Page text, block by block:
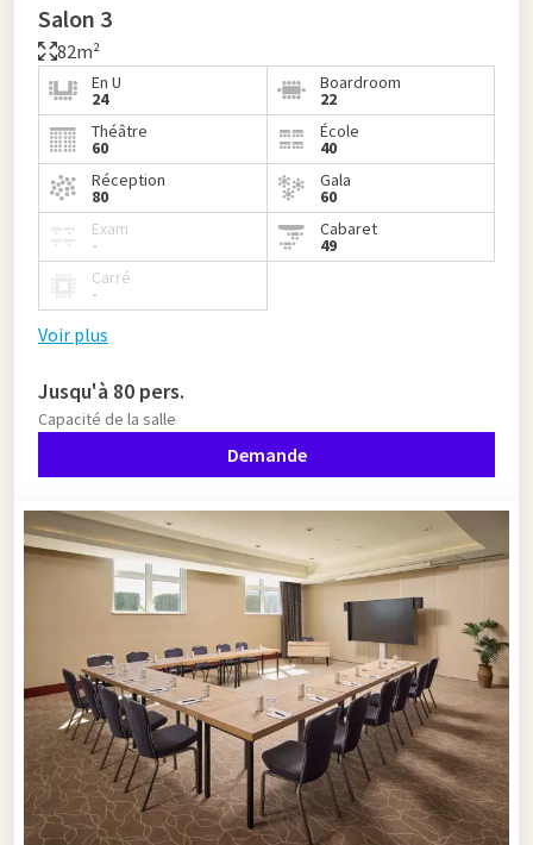
Salon 3
82m²
En U
24
Boardroom
22
Théâtre
60
École
40
Réception
80
Gala
60
Exam
-
Cabaret
49
Carré
-
Voir plus
Jusqu'à 80 pers.
Capacité de la salle
Demande